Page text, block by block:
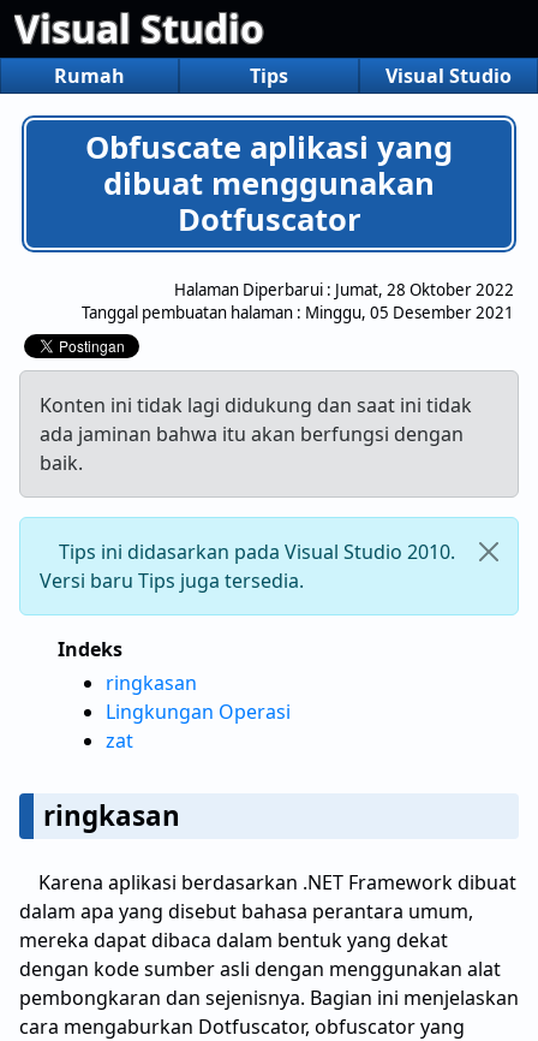
Visual Studio
Rumah Tips Visual Studio
Obfuscate aplikasi yang
dibuat menggunakan
Dotfuscator
Halaman Diperbarui : Jumat, 28 Oktober 2022
Tanggal pembuatan halaman : Minggu, 05 Desember 2021
Konten ini tidak lagi didukung dan saat ini tidak
ada jaminan bahwa itu akan berfungsi dengan
baik.
Tips ini didasarkan pada Visual Studio 2010.
Versi baru Tips juga tersedia.
Indeks
ringkasan
Lingkungan Operasi
zat
ringkasan
Karena aplikasi berdasarkan .NET Framework dibuat
dalam apa yang disebut bahasa perantara umum,
mereka dapat dibaca dalam bentuk yang dekat
dengan kode sumber asli dengan menggunakan alat
pembongkaran dan sejenisnya. Bagian ini menjelaskan
cara mengaburkan Dotfuscator, obfuscator yang